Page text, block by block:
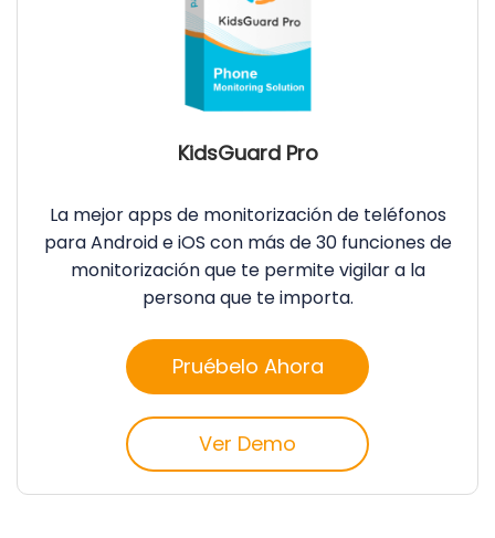
KidsGuard Pro
La mejor apps de monitorización de teléfonos
para Android e iOS con más de 30 funciones de
monitorización que te permite vigilar a la
persona que te importa.
Pruébelo Ahora
Ver Demo